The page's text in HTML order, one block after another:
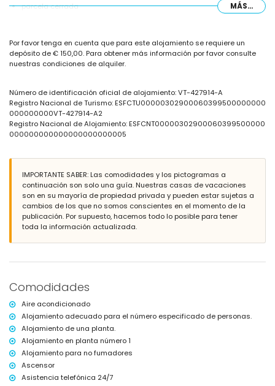
parcela cerrada
Más información
pueblo más cercano: Calpe (a menos de 1000 metros del
playa más cercana: La Fossa / Levante (a menos de 25 metros del
apartamento)
aeropuerto más cercano: El Altet (Alicante) (a menos de 100
kilómetros del apartamento)
segundo aeropuerto más cercano: Manises (Valencia) (> 100
no se admiten mascotas
El edificio donde se encuentra el alojamiento tiene ascensor.
El alojamiento es muy adecuado para familias con niños.
Servicios e instalaciones incluidos en el precio del alquiler del
apartamento
ropa de cama y toallas
Servicios e instalaciones con cargo adicional
calefacción central
cuna para niños (bajo demanda)
Entretenimiento y actividades de ocio para sus vacaciones en
Calpe, Costa Blanca
parque temático (Terra Mítica), zoológico (Terra Natura y Mundomar),
y parque acuático (Aqua Natura y Aqualandia) (a menos de 10
kilómetros del apartamento)
MÁS...
Por favor tenga en cuenta que para este alojamiento se requiere un
depósito de € 150,00. Para obtener más información por favor consulte
nuestras condiciones de alquiler.
Número de identificación oficial de alojamiento: VT-427914-A
Registro Nacional de Turismo: ESFCTU00000302900060399500000000
000000000VT-427914-A2
Registro Nacional de Alojamiento: ESFCNT00000302900060399500000
000000000000000000000005
IMPORTANTE SABER: Las comodidades y los pictogramas a
continuación son solo una guía. Nuestras casas de vacaciones
son en su mayoría de propiedad privada y pueden estar sujetas a
cambios de los que no somos conscientes en el momento de la
publicación. Por supuesto, hacemos todo lo posible para tener
toda la información actualizada.
Comodidades
Aire acondicionado
Alojamiento adecuado para el número especificado de personas.
Alojamiento de una planta.
Alojamiento en planta número 1
Alojamiento para no fumadores
Ascensor
Asistencia telefónica 24/7